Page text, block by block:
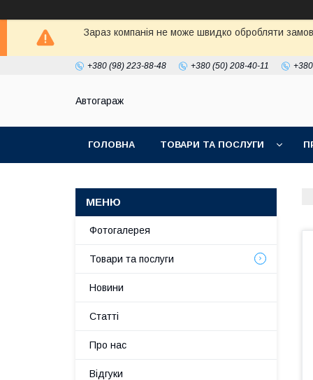
Зараз компанія не може швидко обробляти
+380 (98) 223-88-48 +380 (50) 208-40-11
Автогараж
ГОЛОВНА ТОВАРИ ТА ПОСЛУГИ
Фотогалерея
Товари та послуги
Новини
Статті
Про нас
Відгуки